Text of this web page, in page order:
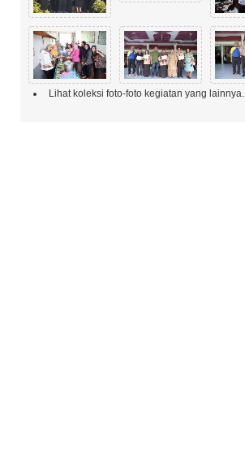
Lihat koleksi foto-foto kegiatan yang lainnya.